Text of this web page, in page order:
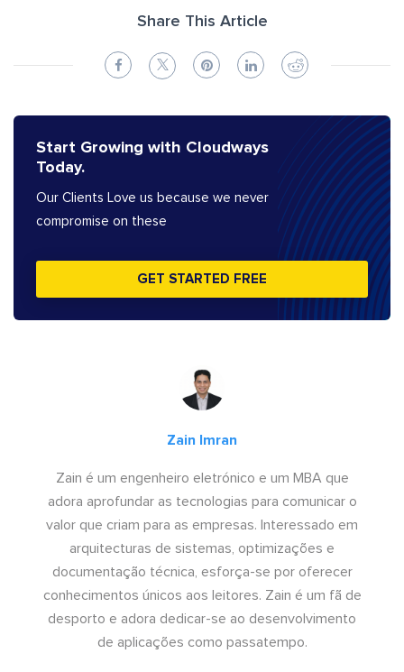
Share This Article
Start Growing with Cloudways
Today.
Our Clients Love us because we never
compromise on these
GET STARTED FREE
Zain Imran
Zain é um engenheiro eletrónico e um MBA que
adora aprofundar as tecnologias para comunicar o
valor que criam para as empresas. Interessado em
arquitecturas de sistemas, optimizações e
documentação técnica, esforça-se por oferecer
conhecimentos únicos aos leitores. Zain é um fã de
desporto e adora dedicar-se ao desenvolvimento
de aplicações como passatempo.